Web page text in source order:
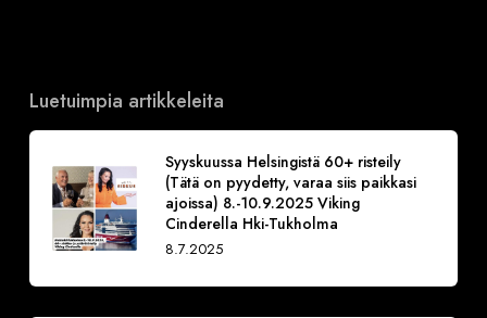
Luetuimpia artikkeleita
Syyskuussa Helsingistä 60+ risteily
(Tätä on pyydetty, varaa siis paikkasi
ajoissa) 8.-10.9.2025 Viking
Cinderella Hki-Tukholma
8.7.2025